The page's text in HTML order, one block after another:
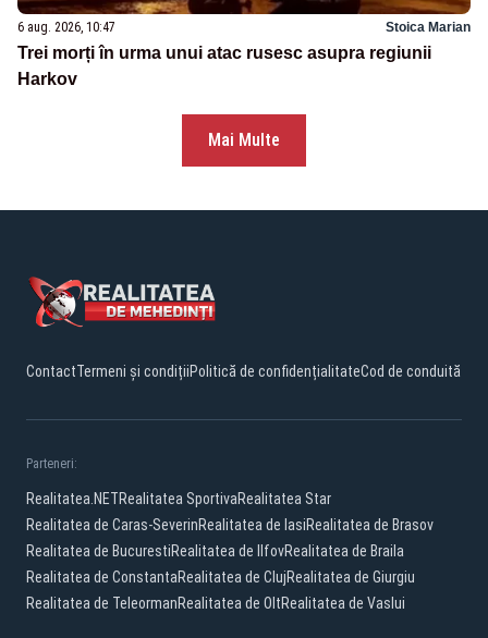
6 aug. 2026, 10:47 Stoica Marian
Trei morți în urma unui atac rusesc asupra regiunii
Harkov
Mai Multe
ContactTermeni și condițiiPolitică de confidențialitateCod de conduită
Parteneri:
Realitatea.NETRealitatea SportivaRealitatea Star
Realitatea de Caras-SeverinRealitatea de IasiRealitatea de Brasov
Realitatea de BucurestiRealitatea de IlfovRealitatea de Braila
Realitatea de ConstantaRealitatea de ClujRealitatea de Giurgiu
Realitatea de TeleormanRealitatea de OltRealitatea de Vaslui